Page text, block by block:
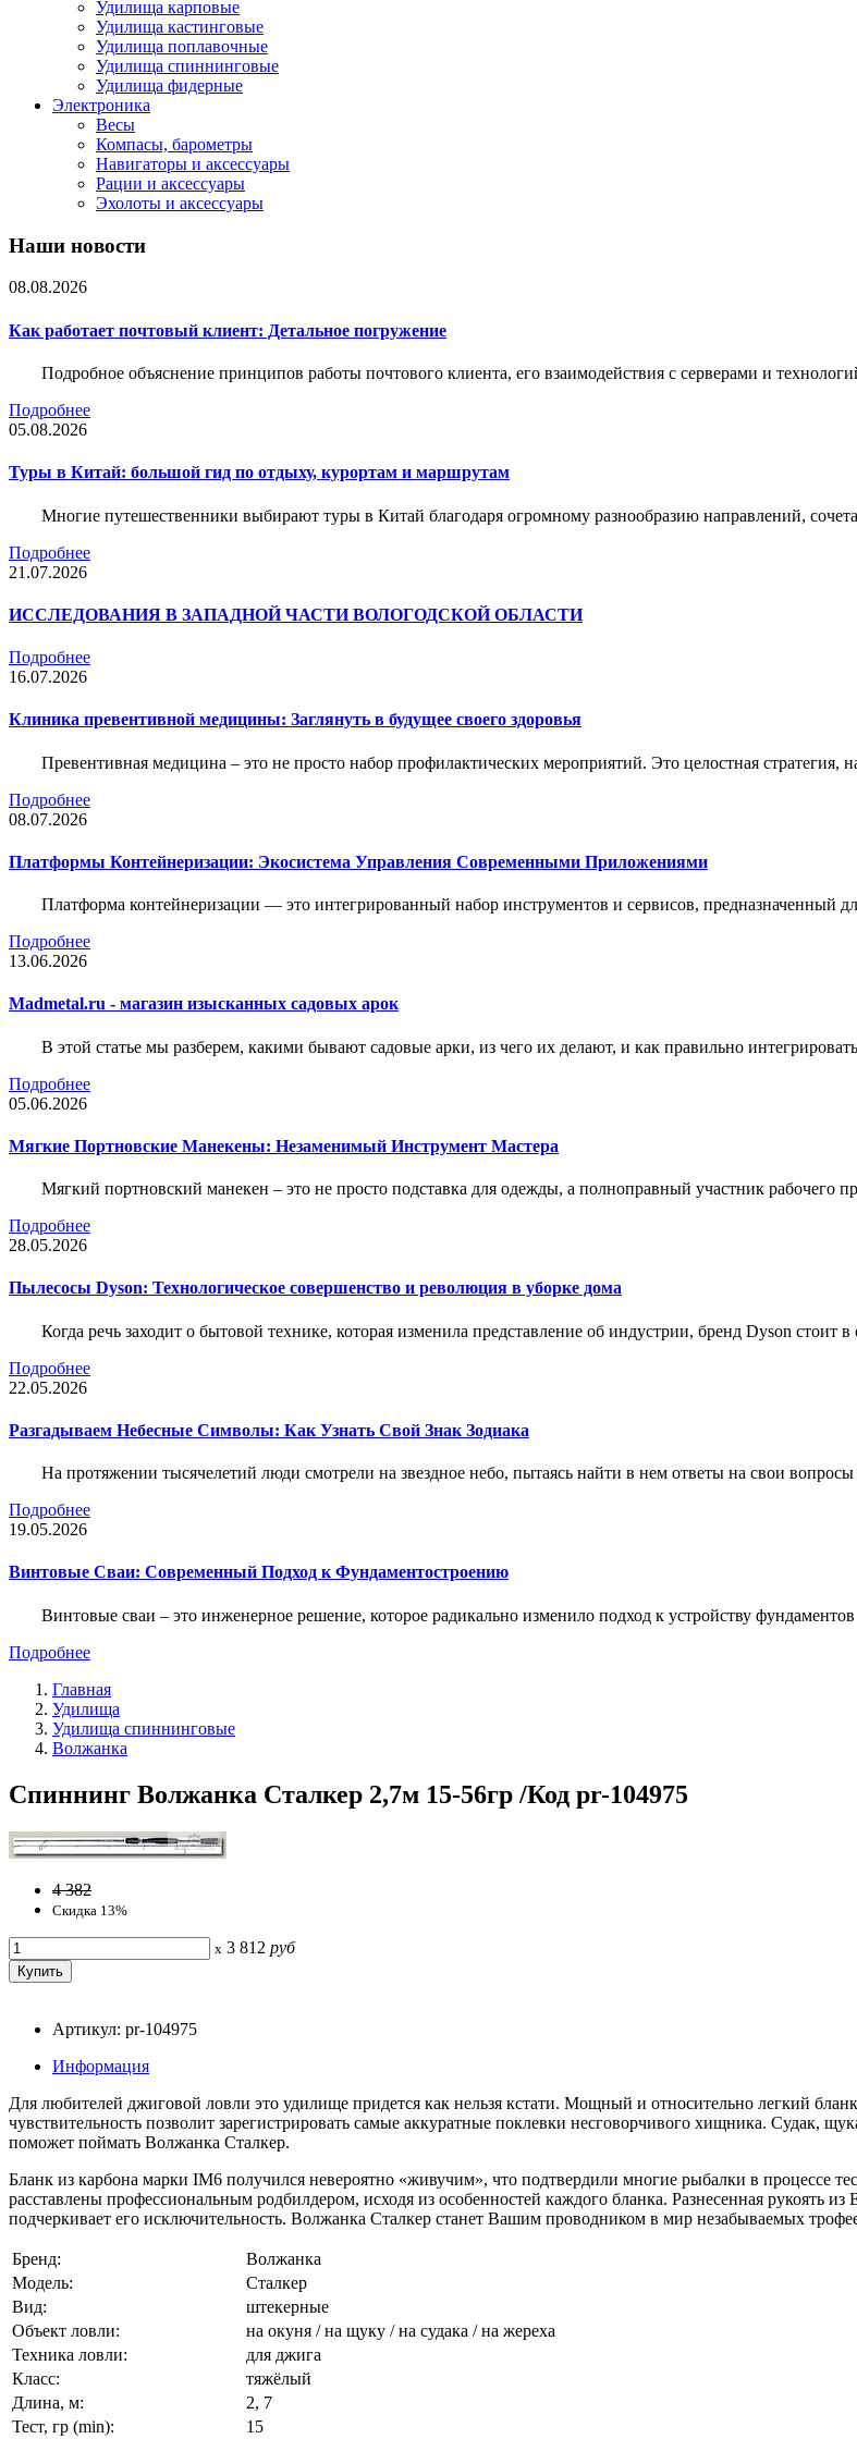
Удилища карповые
Удилища кастинговые
Удилища поплавочные
Удилища спиннинговые
Удилища фидерные
Электроника
Весы
Компасы, барометры
Навигаторы и аксессуары
Рации и аксессуары
Эхолоты и аксессуары
Наши новости
08.08.2026
Как работает почтовый клиент: Детальное погружение
Подробное объяснение принципов работы почтового клиента, его взаимодействия с серверами и
Подробнее
05.08.2026
Туры в Китай: большой гид по отдыху, курортам и маршрутам
Многие путешественники выбирают туры в Китай благодаря огромному разнообразию направлений,
Подробнее
21.07.2026
ИССЛЕДОВАНИЯ В ЗАПАДНОЙ ЧАСТИ ВОЛОГОДСКОЙ ОБЛАСТИ
Подробнее
16.07.2026
Клиника превентивной медицины: Заглянуть в будущее своего здоровья
Превентивная медицина – это не просто набор профилактических мероприятий. Это целостная стратегия,
Подробнее
08.07.2026
Платформы Контейнеризации: Экосистема Управления Современными Приложениями
Платформа контейнеризации — это интегрированный набор инструментов и сервисов,
Подробнее
13.06.2026
Madmetal.ru - магазин изысканных садовых арок
В этой статье мы разберем, какими бывают садовые арки, из чего их делают, и как правильно
Подробнее
05.06.2026
Мягкие Портновские Манекены: Незаменимый Инструмент Мастера
Мягкий портновский манекен – это не просто подставка для одежды, а полноправный участник рабочего
Подробнее
28.05.2026
Пылесосы Dyson: Технологическое совершенство и революция в уборке дома
Когда речь заходит о бытовой технике, которая изменила представление об индустрии, бренд Dyson стоит
Подробнее
22.05.2026
Разгадываем Небесные Символы: Как Узнать Свой Знак Зодиака
На протяжении тысячелетий люди смотрели на звездное небо, пытаясь найти в нем ответы на свои вопросы
Подробнее
19.05.2026
Винтовые Сваи: Современный Подход к Фундаментостроению
Винтовые сваи – это инженерное решение, которое радикально изменило подход к устройству фундаментов
Подробнее
Главная
Удилища
Удилища спиннинговые
Волжанка
Спиннинг Волжанка Сталкер 2,7м 15-56гр /Код pr-104975
4 382
Скидка 13%
x 3 812 руб
Артикул: pr-104975
Информация
Для любителей джиговой ловли это удилище придется как нельзя кстати. Мощный и относительно легкий
чувствительность позволит зарегистрировать самые аккуратные поклевки несговорчивого хищника. Судак,
поможет поймать Волжанка Сталкер.
Бланк из карбона марки IM6 получился невероятно «живучим», что подтвердили многие рыбалки в процессе
расставлены профессиональным родбилдером, исходя из особенностей каждого бланка. Разнесенная рукоять
подчеркивает его исключительность. Волжанка Сталкер станет Вашим проводником в мир незабываемых
Бренд:
Волжанка
Модель:
Сталкер
Вид:
штекерные
Объект ловли:
на окуня / на щуку / на судака / на жереха
Техника ловли:
для джига
Класс:
тяжёлый
Длина, м:
2, 7
Тест, гр (min):
15